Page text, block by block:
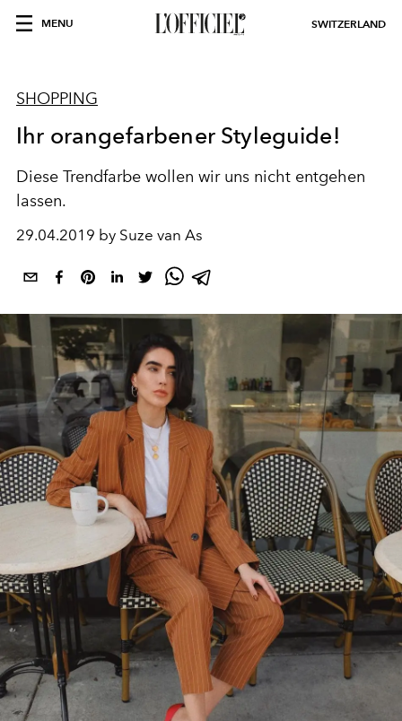
MENU SWITZERLAND
SHOPPING
Ihr orangefarbener Styleguide!
Diese Trendfarbe wollen wir uns nicht entgehen
lassen.
29.04.2019 by Suze van As